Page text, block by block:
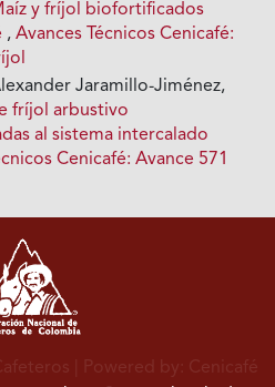
y fríjol biofortificados
,Avances Técnicos Cenicafé:
Jaramillo-Jiménez,
fríjol arbustivo
al sistema intercalado
Cenicafé: Avance 571
| Powered by: Cenicafé